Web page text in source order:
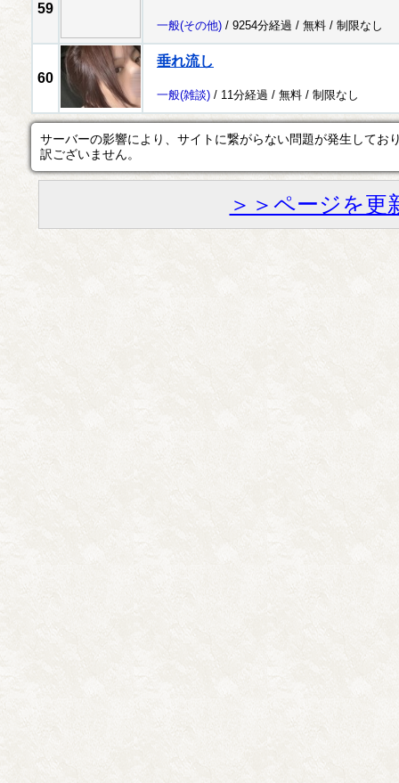
59
一般(その他) / 9254分経過 / 無料 / 制限なし
60
垂れ流し
一般(雑談) / 11分経過 / 無料 / 制限なし
サーバーの影響により、サイトに繋がらない問題が発生してお
訳ございません。
＞＞ページを更